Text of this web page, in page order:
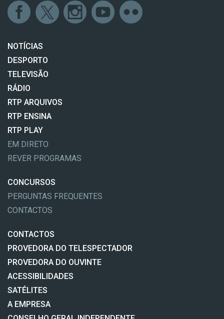
NOTÍCIAS
DESPORTO
TELEVISÃO
RÁDIO
RTP ARQUIVOS
RTP ENSINA
RTP PLAY
EM DIRETO
REVER PROGRAMAS
CONCURSOS
PERGUNTAS FREQUENTES
CONTACTOS
CONTACTOS
PROVEDORA DO TELESPECTADOR
PROVEDORA DO OUVINTE
ACESSIBILIDADES
SATÉLITES
A EMPRESA